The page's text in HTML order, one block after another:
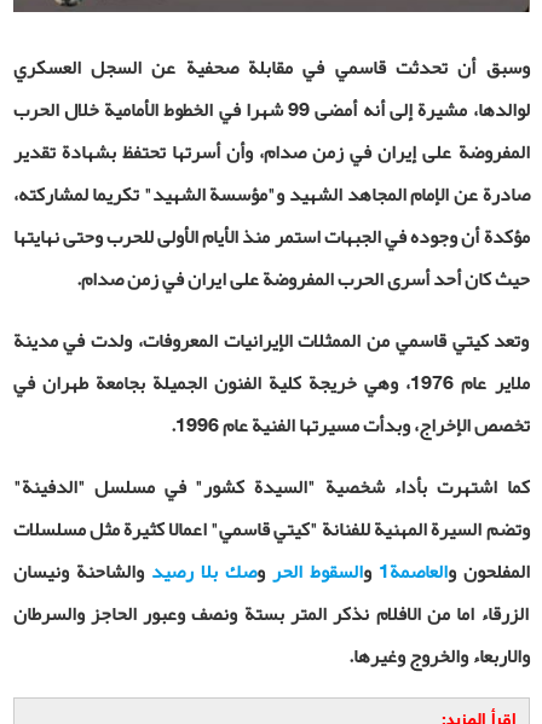
وسبق أن تحدثت قاسمي في مقابلة صحفية عن السجل العسكري
لوالدها، مشيرة إلى أنه أمضى 99 شهرا في الخطوط الأمامية خلال الحرب
المفروضة على إيران في زمن صدام، وأن أسرتها تحتفظ بشهادة تقدير
صادرة عن الإمام المجاهد الشهيد و"مؤسسة الشهيد" تكريما لمشاركته،
مؤكدة أن وجوده في الجبهات استمر منذ الأيام الأولى للحرب وحتى نهايتها
حيث كان أحد أسرى الحرب المفروضة على ايران في زمن صدام.
وتعد كيتي قاسمي من الممثلات الإيرانيات المعروفات، ولدت في مدينة
ملاير عام 1976، وهي خريجة كلية الفنون الجميلة بجامعة طهران في
تخصص الإخراج، وبدأت مسيرتها الفنية عام 1996.
كما اشتهرت بأداء شخصية "السيدة كشور" في مسلسل "الدفينة"
وتضم السيرة المهنية للفنانة "كيتي قاسمي" اعمالا كثيرة مثل مسلسلات
المفلحون والعاصمة1 والسقوط الحر وصك بلا رصيد والشاحنة ونيسان
الزرقاء اما من الافلام نذكر المتر بستة ونصف وعبور الحاجز والسرطان
والاربعاء والخروج وغيرها.
إقرأ المزيد: